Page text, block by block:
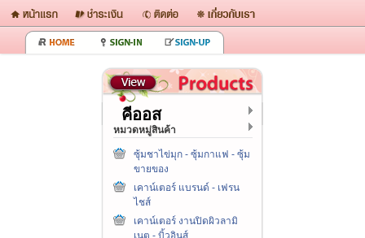
คีออส
หมวดหมู่สินค้า
ซุ้มชาไข่มุก - ซุ้มกาแฟ - ซุ้ม
ขายของ
เคาน์เตอร์ แบรนด์ - เฟรน
ไชส์
เคาน์เตอร์ งานปิดผิวลามิ
เนต - บิ้วอินส์